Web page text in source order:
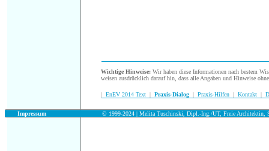
Wichtige Hinweise: Wir haben diese Informationen nach bestem
weisen ausdrücklich darauf hin, dass alle Angaben und Hinweise
| EnEV 2014 Text | Praxis-Dialog | Praxis-Hilfen | Kontakt |
Impressum © 1999-2024 | Melita Tuschinski, Dipl.-Ing./UT, Freie Architektin,